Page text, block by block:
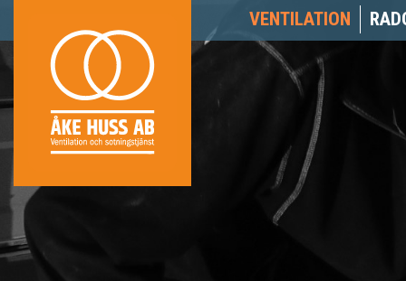
VENTILATION